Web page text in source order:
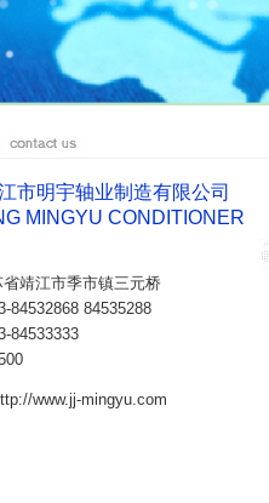
市明宇轴业制造有限公司
MINGYU CONDITIONER
靖江市季市镇三元桥
84532868 84535288
84533333
www.jj-mingyu.com